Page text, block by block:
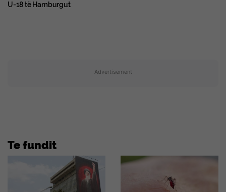
U-18 të Hamburgut
Advertisement
Te fundit